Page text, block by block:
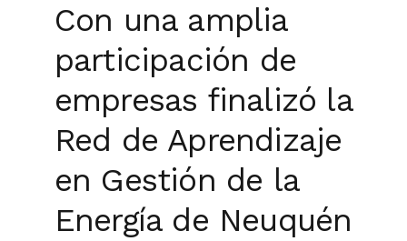
Con una amplia
participación de
empresas finalizó la
Red de Aprendizaje
en Gestión de la
Energía de Neuquén